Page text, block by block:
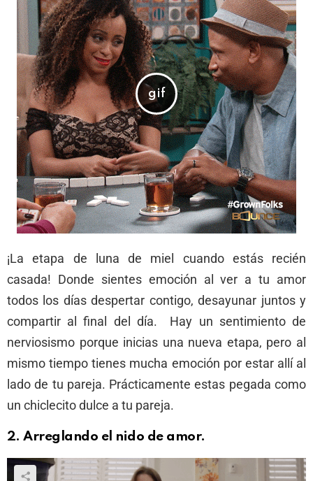
¡La etapa de luna de miel cuando estás recién
casada! Donde sientes emoción al ver a tu amor
todos los días despertar contigo, desayunar juntos y
compartir al final del día. Hay un sentimiento de
nerviosismo porque inicias una nueva etapa, pero al
mismo tiempo tienes mucha emoción por estar allí al
lado de tu pareja. Prácticamente estas pegada como
un chiclecito dulce a tu pareja.
2.Arreglando el nido de amor.